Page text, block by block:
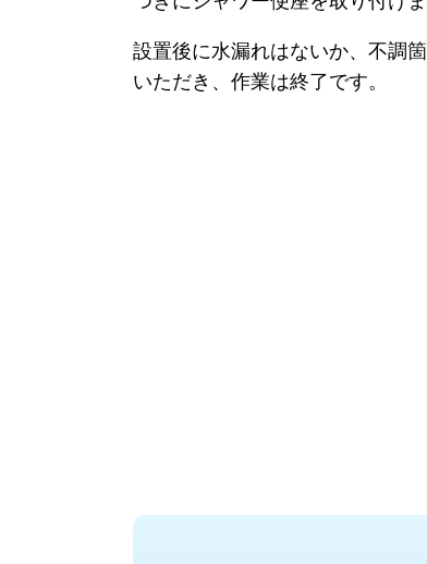
設置後に水漏れはないか、不調
いただき、作業は終了です。